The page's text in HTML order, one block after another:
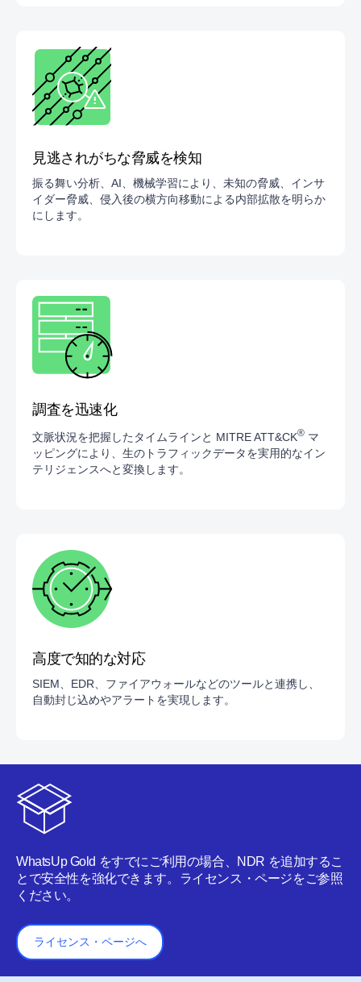
見逃されがちな脅威を検知
振る舞い分析、AI、機械学習により、未知の脅威、インサ
イダー脅威、侵入後の横方向移動による内部拡散を明らか
にします。
調査を迅速化
文脈状況を把握したタイムラインと MITRE ATT&CK® マ
ッピングにより、生のトラフィックデータを実用的なイン
テリジェンスへと変換します。
高度で知的な対応
SIEM、EDR、ファイアウォールなどのツールと連携し、
自動封じ込めやアラートを実現します。
WhatsUp Gold をすでにご利用の場合、NDR を追加するこ
とで安全性を強化できます。 ライセンス・ページをご参照
ください。
ライセンス・ページへ